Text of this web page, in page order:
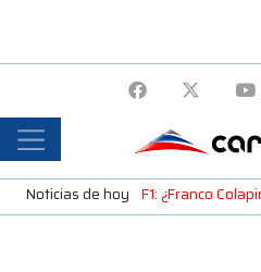
Noticias de hoy F1: ¿Franco